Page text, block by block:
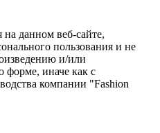
данном веб-сайте,
пользования и не
и/или
форме, иначе как с
компании "Fashion